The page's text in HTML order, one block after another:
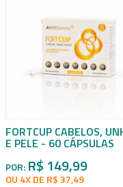
FORTCUP CABELOS,
E PELE - 60 CÁPSULAS
POR: R$ 149,99
OU 4X DE R$ 37,49